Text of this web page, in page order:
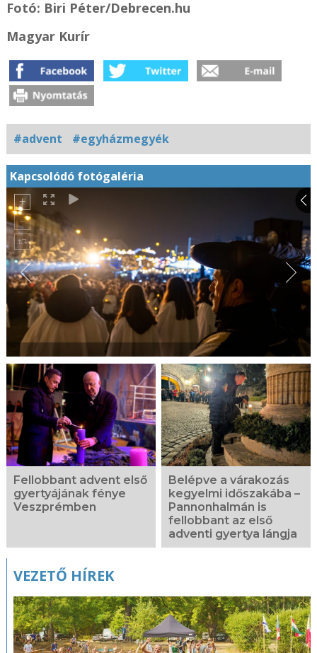
Fotó: Biri Péter/Debrecen.hu
Magyar Kurír
#advent #egyházmegyék
Kapcsolódó fotógaléria
Fellobbant advent első
gyertyájának fénye
Veszprémben
Belépve a várakozás
kegyelmi időszakába –
Pannonhalmán is
fellobbant az első
adventi gyertya lángja
VEZETŐ HÍREK